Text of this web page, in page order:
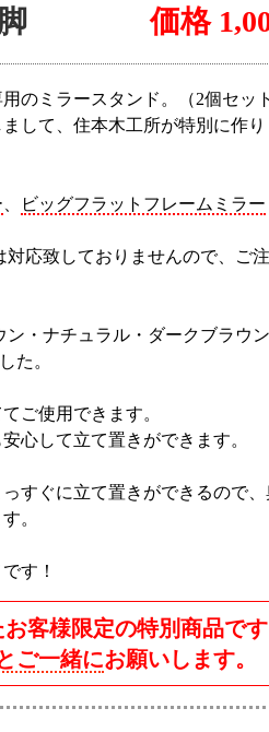
ンド脚価格
のミラースタンド。（2個セッ
して、住本木工所が特別に作
ビッグフラットフレームミラー
応致しておりませんので、ご
・ナチュラル・ダークブラウ
た。
ご使用できます。
心して立て置きができます。
すぐに立て置きができるので
。
す！
客様限定の特別商品で
ご一緒にお願いします